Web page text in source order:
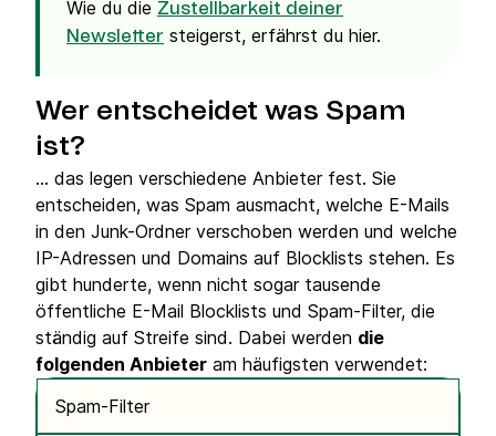
Wie du die Zustellbarkeit deiner
Newsletter steigerst, erfährst du hier.
Wer entscheidet was Spam
ist?
... das legen verschiedene Anbieter fest. Sie
entscheiden, was Spam ausmacht, welche E-Mails
in den Junk-Ordner verschoben werden und welche
IP-Adressen und Domains auf Blocklists stehen. Es
gibt hunderte, wenn nicht sogar tausende
öffentliche E-Mail Blocklists und Spam-Filter, die
ständig auf Streife sind. Dabei werden die
folgenden Anbieter am häufigsten verwendet:
Spam-Filter